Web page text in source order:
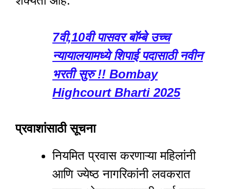
7वी,10वी पासवर बॉम्बे उच्च
न्यायालयामध्ये शिपाई पदासाठी नवीन
भरती सुरु !! Bombay
Highcourt Bharti 2025
प्रवाशांसाठी सूचना
नियमित प्रवास करणाऱ्या महिलांनी
आणि ज्येष्ठ नागरिकांनी लवकरात